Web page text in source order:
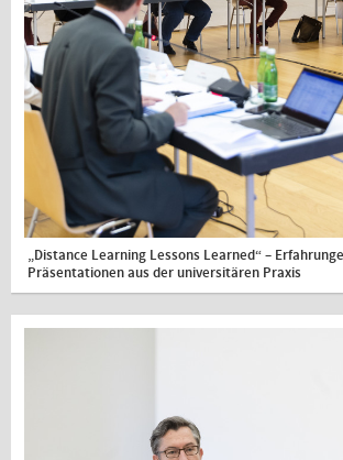
„Distance Learning Lessons Learned“ –
Präsentationen aus der universitären Praxis